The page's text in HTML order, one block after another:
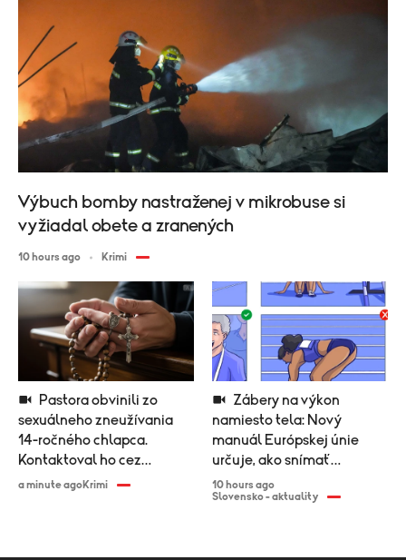
sexuálneho zneužívania
14-ročného chlapca.
Kontaktoval ho cez
zoznamku
a minute agoKrimi
namiesto tela: Nový
manuál Európskej únie
určuje, ako snímať
športovkyne
10 hours ago
Slovensko - aktuality
Výbuch bomby nastraženej v mikrobuse si
vyžiadal obete a zranených
10 hours ago Krimi